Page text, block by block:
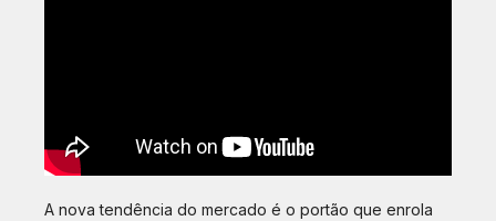
A nova tendência do mercado é o portão que enrola